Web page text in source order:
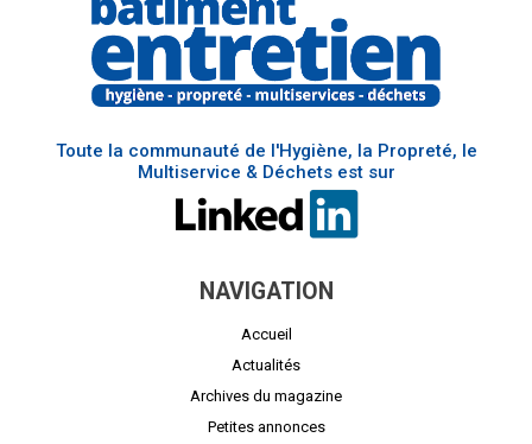
Toute la communauté de l'Hygiène, la Propreté, le
Multiservice & Déchets est sur
NAVIGATION
Accueil
Actualités
Archives du magazine
Petites annonces